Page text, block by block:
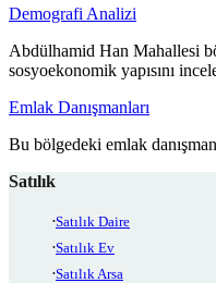
Demografi Analizi
Abdülhamid Han Mahallesi
sosyoekonomik yapısını
Emlak Danışmanları
Bu bölgedeki emlak
Satılık
Satılık Daire
Satılık Ev
Satılık Arsa